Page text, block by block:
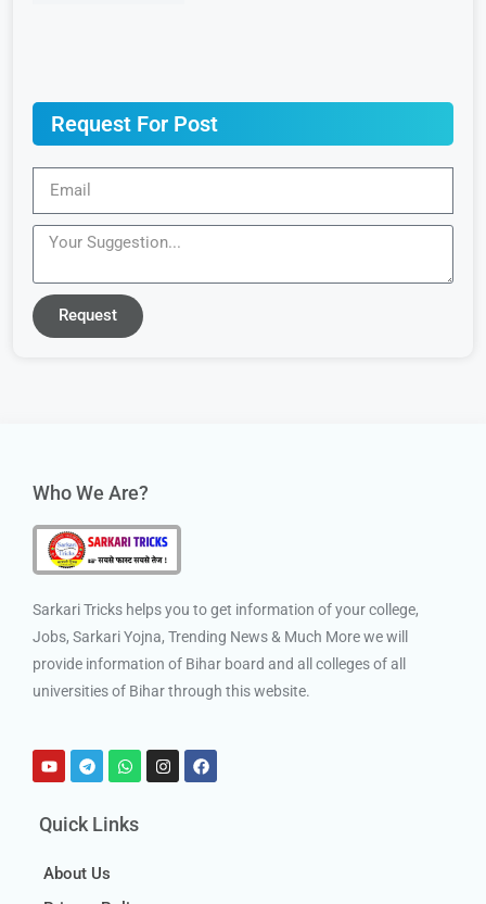
Request For Post
Request
Who We Are?
Sarkari Tricks helps you to get information of your college,
Jobs, Sarkari Yojna, Trending News & Much More we will
provide information of Bihar board and all colleges of all
universities of Bihar through this website.
Quick Links
About Us